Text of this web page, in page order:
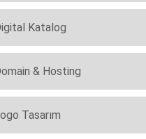
Katalog
& Hosting
Tasarım